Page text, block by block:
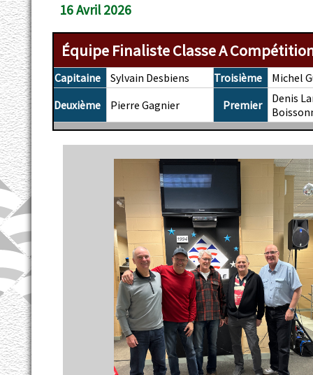
16 Avril 2026
Équipe Finaliste Classe A
Capitaine Sylvain Desbiens Troisième
Michel
Deuxième
Pierre Gagnier Premier
Denis